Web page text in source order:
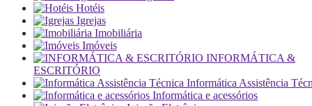
Hotéis
Igrejas
Imobiliária
Imóveis
INFORMÁTICA &
ESCRITÓRIO
Informática Assistência
Informática e acessórios